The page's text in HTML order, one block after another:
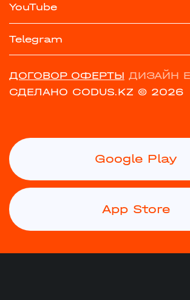
YouTube
Telegram
ДОГОВОР ОФЕРТЫ ДИЗАЙН
СДЕЛАНО CODUS.KZ © 2026
Google Play
App Store